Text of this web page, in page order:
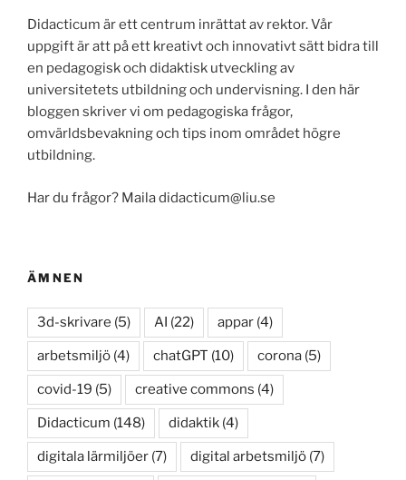
Didacticum är ett centrum inrättat av rektor. Vår
uppgift är att på ett kreativt och innovativt sätt bidra till
en pedagogisk och didaktisk utveckling av
universitetets utbildning och undervisning. I den här
bloggen skriver vi om pedagogiska frågor,
omvärldsbevakning och tips inom området högre
utbildning.
Har du frågor? Maila didacticum@liu.se
ÄMNEN
3d-skrivare (5) AI (22) appar (4)
arbetsmiljö (4) chatGPT (10) corona (5)
covid-19 (5) creative commons (4)
Didacticum (148) didaktik (4)
digitala lärmiljöer (7) digital arbetsmiljö (7)